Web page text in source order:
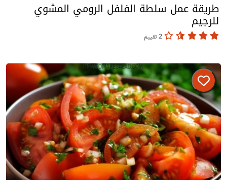
طريقة عمل سلطة الفلفل الرومي المشوي
للرجيم
2 تقييم